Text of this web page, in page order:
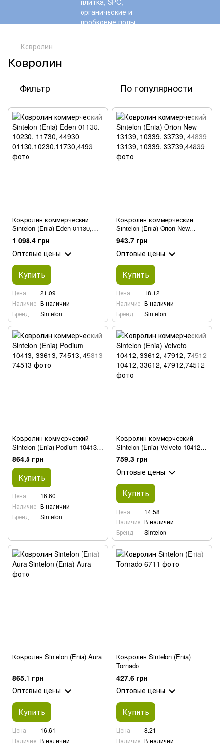
Ковролин
Ковролин
Фильтр По популярности
Ковролин коммерческий
Sintelon (Enia) Eden 01130,
10230, 11730, 44930
1 098.4 грн
Оптовые цены
Купить
Цена
21.09
Наличие В наличии
Бренд
Sintelon
Ковролин коммерческий
Sintelon (Enia) Orion New
13139, 10339, 33739, 44839
943.7 грн
Оптовые цены
Купить
Цена
18.12
Наличие В наличии
Бренд
Sintelon
Ковролин коммерческий
Sintelon (Enia) Podium 10413,
33613, 74513, 45813
864.5 грн
Купить
Цена
16.60
Наличие В наличии
Бренд
Sintelon
Ковролин коммерческий
Sintelon (Enia) Velveto 10412,
33612, 47912, 74512
759.3 грн
Оптовые цены
Купить
Цена
14.58
Наличие В наличии
Бренд
Sintelon
Ковролин Sintelon (Enia) Aura
865.1 грн
Оптовые цены
Купить
Цена
16.61
Наличие В наличии
Ковролин Sintelon (Enia)
Tornado
427.6 грн
Оптовые цены
Купить
Цена
8.21
Наличие В наличии